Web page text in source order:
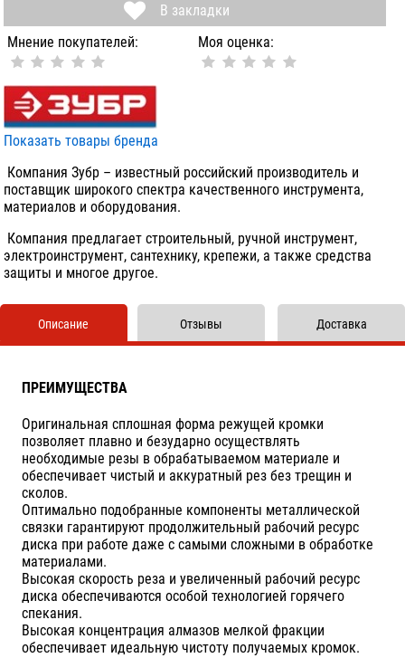
В закладки
Мнение покупателей:
Моя оценка:
Показать товары бренда
Компания Зубр – известный российский производитель и
поставщик широкого спектра качественного инструмента,
материалов и оборудования.
Компания предлагает строительный, ручной инструмент,
электроинструмент, сантехнику, крепежи, а также средства
защиты и многое другое.
Описание
ПРЕИМУЩЕСТВА
Оригинальная сплошная форма режущей кромки
позволяет плавно и безударно осуществлять
необходимые резы в обрабатываемом материале и
обеспечивает чистый и аккуратный рез без трещин и
сколов.
Оптимально подобранные компоненты металлической
связки гарантируют продолжительный рабочий ресурс
диска при работе даже с самыми сложными в обработке
материалами.
Высокая скорость реза и увеличенный рабочий ресурс
диска обеспечиваются особой технологией горячего
спекания.
Высокая концентрация алмазов мелкой фракции
обеспечивает идеальную чистоту получаемых кромок.
Отзывы Доставка